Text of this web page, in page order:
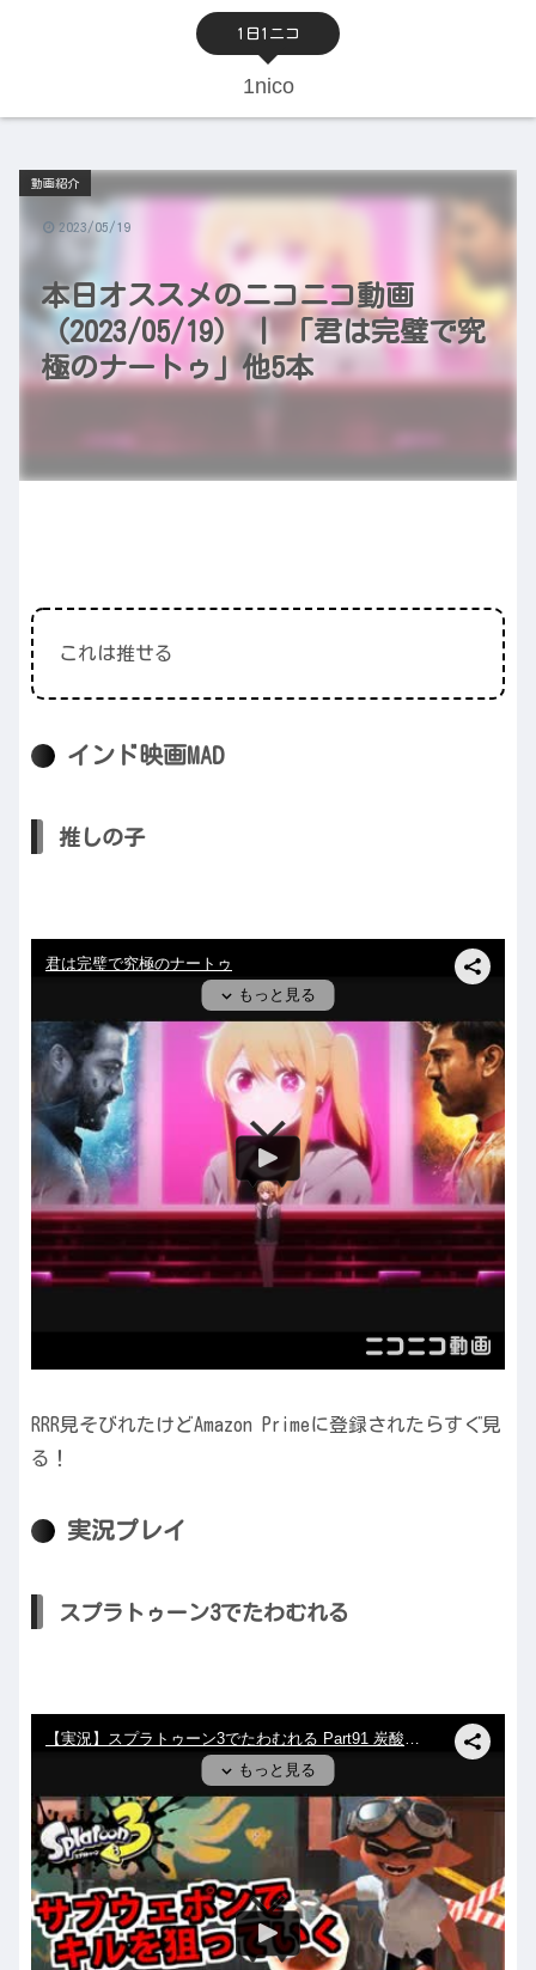
1日1ニコ
1nico
本日オススメのニコニコ動画
（2023/05/19） | 「君は完璧で究
極のナートゥ」他5本
動画紹介
2023/05/19
これは推せる
インド映画MAD
推しの子
RRR見そびれたけどAmazon Primeに登録されたらすぐ見
る！
実況プレイ
スプラトゥーン3でたわむれる